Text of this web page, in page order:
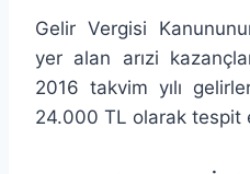
Gelir Vergisi
yer alan arızi
2016 takvim yılı
24.000 TL olarak tespit